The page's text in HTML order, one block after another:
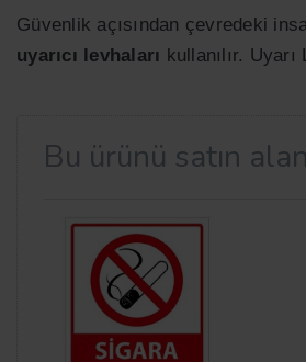
Güvenlik açısından çevredeki
uyarıcı levhaları kullanılır.
Bu ürünü satın